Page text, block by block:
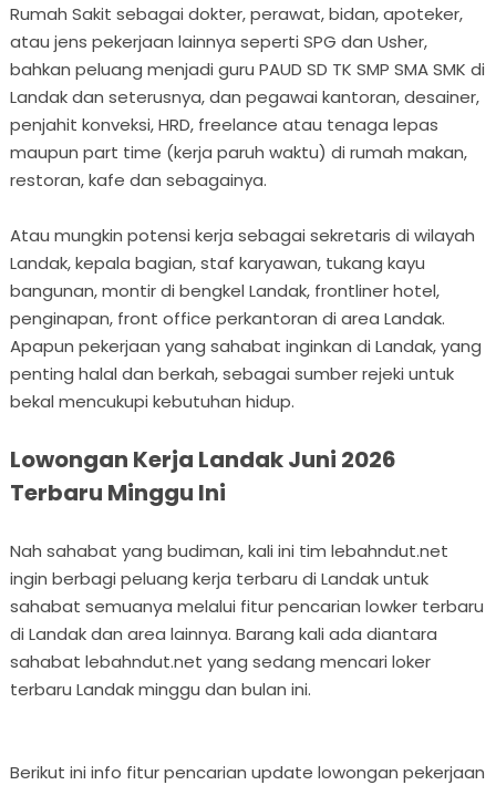
Rumah Sakit sebagai dokter, perawat, bidan, apoteker,
atau jens pekerjaan lainnya seperti SPG dan Usher,
bahkan peluang menjadi guru PAUD SD TK SMP SMA SMK di
Landak dan seterusnya, dan pegawai kantoran, desainer,
penjahit konveksi, HRD, freelance atau tenaga lepas
maupun part time (kerja paruh waktu) di rumah makan,
restoran, kafe dan sebagainya.
Atau mungkin potensi kerja sebagai sekretaris di wilayah
Landak, kepala bagian, staf karyawan, tukang kayu
bangunan, montir di bengkel Landak, frontliner hotel,
penginapan, front office perkantoran di area Landak.
Apapun pekerjaan yang sahabat inginkan di Landak, yang
penting halal dan berkah, sebagai sumber rejeki untuk
bekal mencukupi kebutuhan hidup.
Lowongan Kerja Landak Juni 2026
Terbaru Minggu Ini
Nah sahabat yang budiman, kali ini tim lebahndut.net
ingin berbagi peluang kerja terbaru di Landak untuk
sahabat semuanya melalui fitur pencarian lowker terbaru
di Landak dan area lainnya. Barang kali ada diantara
sahabat lebahndut.net yang sedang mencari loker
terbaru Landak minggu dan bulan ini.
Berikut ini info fitur pencarian update lowongan pekerjaan